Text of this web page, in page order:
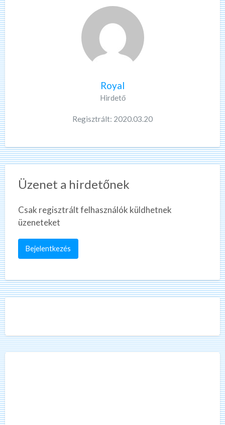
Royal
Hirdető
Regisztrált: 2020.03.20
Üzenet a hirdetőnek
Csak regisztrált felhasználók küldhetnek
üzeneteket
Bejelentkezés